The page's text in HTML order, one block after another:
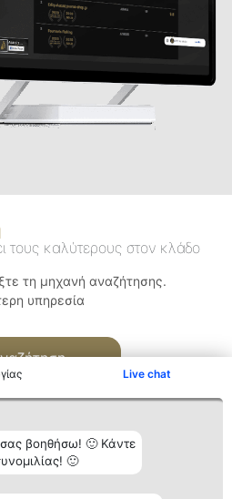
Live chat
βοηθήσω! 🙂 Κάντε
🙂
τους καλύτερους στον κλάδο
τη μηχανή αναζήτησης.
υπηρεσία
Επικοινωνία